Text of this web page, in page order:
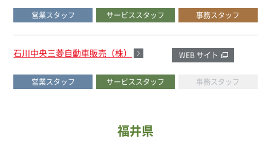
営業スタッフ サービススタッフ 事務スタッフ
石川中央三菱自動車販売（株）
営業スタッフ サービススタッフ 事務スタッフ
WEB サイト
福井県